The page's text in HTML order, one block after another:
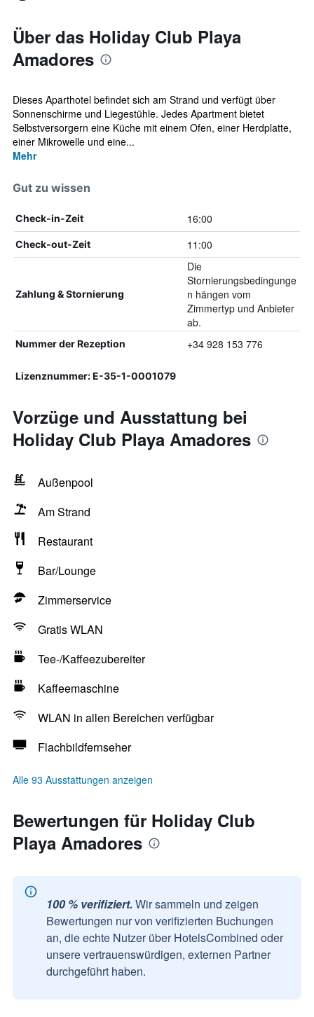
Über das Holiday Club Playa
Amadores
Dieses Aparthotel befindet sich am Strand und verfügt über
Sonnenschirme und Liegestühle. Jedes Apartment bietet
Selbstversorgern eine Küche mit einem Ofen, einer Herdplatte,
einer Mikrowelle und eine...
Mehr
Gut zu wissen
Check-in-Zeit 16:00
Check-out-Zeit 11:00
Zahlung & Stornierung
Die
Stornierungsbedingunge
n hängen vom
Zimmertyp und Anbieter
ab.
Nummer der Rezeption +34 928 153 776
Lizenznummer: E-35-1-0001079
Vorzüge und Ausstattung bei
Holiday Club Playa Amadores
Außenpool
Am Strand
Restaurant
Bar/Lounge
Zimmerservice
Gratis WLAN
Tee-/Kaffeezubereiter
Kaffeemaschine
WLAN in allen Bereichen verfügbar
Flachbildfernseher
Alle 93 Ausstattungen anzeigen
Bewertungen für Holiday Club
Playa Amadores
100 % verifiziert. Wir sammeln und zeigen
Bewertungen nur von verifizierten Buchungen
an, die echte Nutzer über HotelsCombined oder
unsere vertrauenswürdigen, externen Partner
durchgeführt haben.